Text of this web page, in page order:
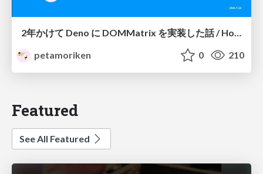
2年かけて Deno に DOMMatrix を実装した話 / How I implemented DOMMatrix in Deno over two years
petamoriken
0 210
Featured
See All Featured